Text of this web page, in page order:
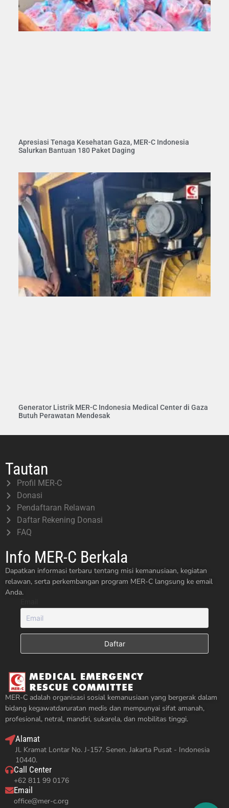
Apresiasi Tenaga Kesehatan Gaza, MER-C Indonesia
Salurkan Bantuan 180 Paket Daging
Generator Listrik MER-C Indonesia Medical Center di Gaza
Butuh Perawatan Mendesak
MER-C adalah organisasi sosial kemanusiaan yang bergerak dalam
bidang kegawatdaruratan medis dan mempunyai sifat amanah,
profesional, netral, mandiri, sukarela, dan mobilitas tinggi.
Alamat
Jl. Kramat Lontar No. J-157. Senen. Jakarta Pusat - Indonesia
10440.
Call Center
+62 811 99 0176
Email
office@mer-c.org
Tautan
Profil MER-C
Donasi
Pendaftaran Relawan
Daftar Rekening Donasi
FAQ
Info MER-C Berkala
Dapatkan informasi terbaru tentang misi kemanusiaan, kegiatan
relawan, serta perkembangan program MER-C langsung ke email
Anda.